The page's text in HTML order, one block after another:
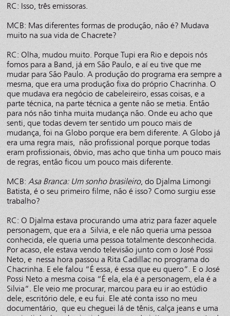
RC: Isso, três emissoras.
MCB: Mas diferentes formas de produção, não é? Mudava
muito na sua vida de Chacrete?
RC: Olha, mudou muito. Porque Tupi era Rio e depois nós
fomos para a Band, já em São Paulo, e aí eu tive que me
mudar para São Paulo. A produção do programa era sempre a
mesma, que era uma produção fixa do próprio Chacrinha. O
que mudava era negócio de cabeleireiro, essas coisas, e a
parte técnica, na parte técnica a gente não se metia. Então
para nós não tinha muita mudança não. Onde eu acho que
senti, que todas devem ter sentido um pouco mais de
mudança, foi na Globo porque era bem diferente. A Globo já
era uma regra mais, não profissional porque porque todas
eram profissionais, óbvio, mas acho que tinha um pouco mais
de regras, então ficou um pouco mais diferente.
MCB:Asa Branca: Um sonho brasileiro, do Djalma Limongi
Batista, é o seu primeiro filme, não é isso? Como surgiu esse
trabalho?
RC: O Djalma estava procurando uma atriz para fazer aquele
personagem, que era a Silvia, e ele não queria uma pessoa
conhecida, ele queria uma pessoa totalmente desconhecida.
Por acaso, ele estava vendo televisão junto com o José Possi
Neto, e nessa hora passou a Rita Cadillac no programa do
Chacrinha. E ele falou “É essa, é essa que eu quero”. E o José
Possi Neto a mesma coisa “É ela, ela é a personagem, ela é a
Silvia”. Ele veio me procurar, marcou para eu ir ao estúdio
dele, escritório dele, e eu fui. Ele até conta isso no meu
documentário, que eu cheguei lá de tênis, calça jeans e uma